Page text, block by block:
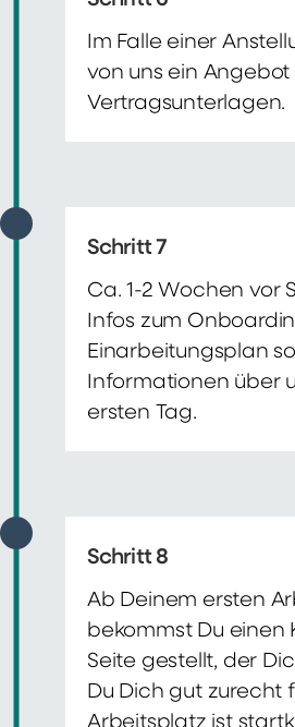
Im Falle einer
von uns ein Angebot
Vertragsunterlagen.
Schritt 7
Ca. 1-2 Wochen vor
Infos zum
Einarbeitungsplan
Informationen über
ersten Tag.
Schritt 8
Ab Deinem ersten
bekommst Du einen
Seite gestellt, der
Du Dich gut zurecht